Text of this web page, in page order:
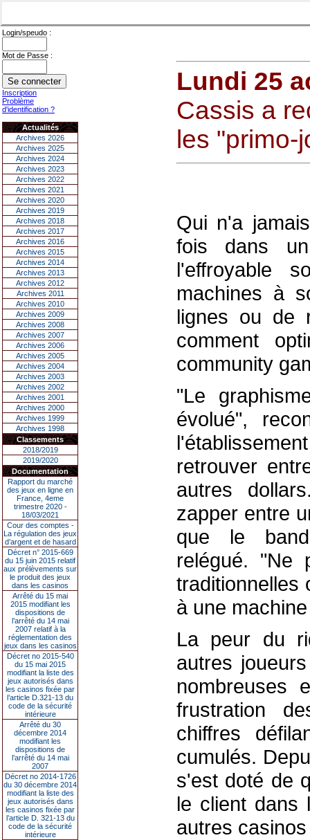
Login/speudo :
Mot de Passe :
Inscription
Problème
d'identification ?
Actualités
Archives 2026
Archives 2025
Archives 2024
Archives 2023
Archives 2022
Archives 2021
Archives 2020
Archives 2019
Archives 2018
Archives 2017
Archives 2016
Archives 2015
Archives 2014
Archives 2013
Archives 2012
Archives 2011
Archives 2010
Archives 2009
Archives 2008
Archives 2007
Archives 2006
Archives 2005
Archives 2004
Archives 2003
Archives 2002
Archives 2001
Archives 2000
Archives 1999
Archives 1998
Classements
2018/2019
2019/2020
Documentation
Rapport du marché
des jeux en ligne en
France, 4eme
trimestre 2020 -
18/03/2021
Cour des comptes -
La régulation des jeux
d’argent et de hasard
Décret n° 2015-669
du 15 juin 2015 relatif
aux prélèvements sur
le produit des jeux
dans les casinos
Arrêté du 15 mai
2015 modifiant les
dispositions de
l’arrêté du 14 mai
2007 relatif à la
réglementation des
jeux dans les casinos
Décret no 2015-540
du 15 mai 2015
modifiant la liste des
jeux autorisés dans
les casinos fixée par
l’article D.321-13 du
code de la sécurité
intérieure
Arrêté du 30
décembre 2014
modifiant les
dispositions de
l’arrêté du 14 mai
2007
Décret no 2014-1726
du 30 décembre 2014
modifiant la liste des
jeux autorisés dans
les casinos fixée par
l’article D. 321-13 du
code de la sécurité
intérieure
Lundi 25
Cassis a
les "primo-
Qui n'a
fois dans
l'effroyable
machines à
lignes ou de
comment
community
"Le
évolué",
retrouver
autres
zapper entre
que le
relégué. "Ne
traditionnelles
à une
La peur du
autres
nombreuses
frustration
chiffres
cumulés.
s'est doté de
le client dans
autres